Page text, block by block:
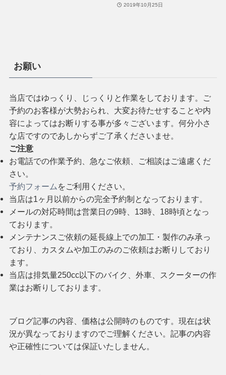
2019年10月25日
お願い
当店ではゆっくり、じっくりと作業をしております。ご
予約のお客様が大勢おられ、大変お待たせすることや内
容によってはお断りする事が多々ございます。何分小さ
な店ですのであしからずご了承くださいませ。
ご注意
お電話での作業予約、急なご依頼、ご相談はご遠慮くだ
さい。
予約フォーム をご利用ください。
当店は1ヶ月以前からの完全予約制となっております。
メールの対応時間は営業日の9時、13時、18時頃となっ
ております。
メンテナンスご依頼の延長線上での加工・製作のみ承っ
ており、カスタムや加工のみのご依頼はお断りしており
ます。
当店は排気量250cc以下のバイク、外車、スクーターの作
業はお断りしております。
ブログ記事の内容、価格は公開時のものです。現在は状
況が異なっておりますのでご理解ください。記事の内容
や正確性については保証いたしません。